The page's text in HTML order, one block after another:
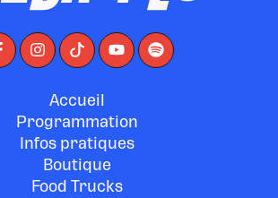
Accueil
Programmation
Infos pratiques
Boutique
Food Trucks